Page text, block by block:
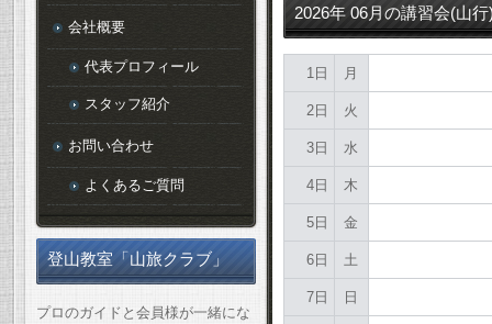
2026年 06月の講習会(山行
1日 月
2日 火
3日 水
4日 木
5日 金
6日 土
7日 日
会社概要
代表プロフィール
スタッフ紹介
お問い合わせ
よくあるご質問
登山教室「山旅クラブ」
プロのガイドと会員様が一緒にな